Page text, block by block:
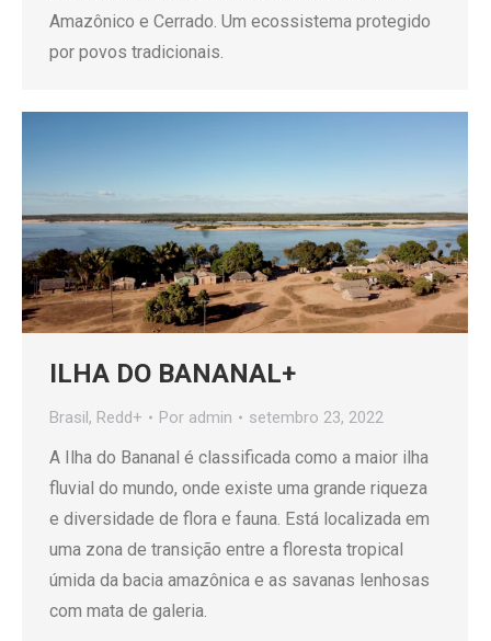
Amazônico e Cerrado. Um ecossistema protegido
por povos tradicionais.
ILHA DO BANANAL+
Brasil, Redd+ Por admin setembro 23, 2022
A Ilha do Bananal é classificada como a maior ilha
fluvial do mundo, onde existe uma grande riqueza
e diversidade de flora e fauna. Está localizada em
uma zona de transição entre a floresta tropical
úmida da bacia amazônica e as savanas lenhosas
com mata de galeria.